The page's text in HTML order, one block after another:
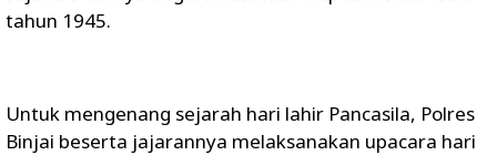
tahun 1945.
Untuk mengenang sejarah hari lahir Pancasila, Polres
Binjai beserta jajarannya melaksanakan upacara hari